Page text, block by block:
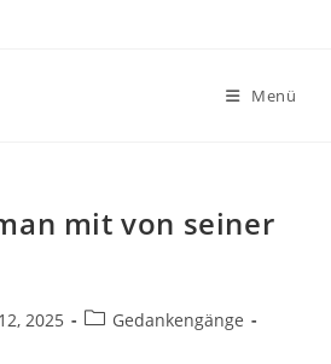
Menü
mit von seiner
2025
Gedankengänge